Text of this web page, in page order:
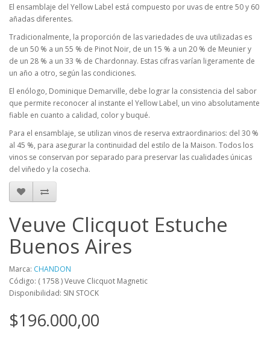
El ensamblaje del Yellow Label está compuesto por uvas de entre 50 y 60
añadas diferentes.
Tradicionalmente, la proporción de las variedades de uva utilizadas es
de un 50 % a un 55 % de Pinot Noir, de un 15 % a un 20 % de Meunier y
de un 28 % a un 33 % de Chardonnay. Estas cifras varían ligeramente de
un año a otro, según las condiciones.
El enólogo, Dominique Demarville, debe lograr la consistencia del sabor
que permite reconocer al instante el Yellow Label, un vino absolutamente
fiable en cuanto a calidad, color y buqué.
Para el ensamblaje, se utilizan vinos de reserva extraordinarios: del 30 %
al 45 %, para asegurar la continuidad del estilo de la Maison. Todos los
vinos se conservan por separado para preservar las cualidades únicas
del viñedo y la cosecha.
Veuve Clicquot Estuche
Buenos Aires
Marca: CHANDON
Código: ( 1758 ) Veuve Clicquot Magnetic
Disponibilidad: SIN STOCK
$196.000,00